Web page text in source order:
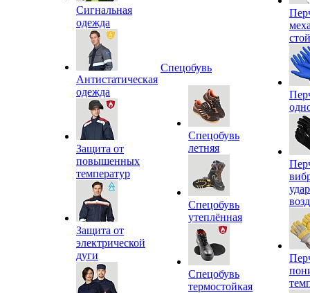
Сигнальная
одежда
Антистатическая
одежда
Защита от
повышенных
температур
Защита от
электрической
дуги
Спецобувь
Спецобувь
летняя
Спецобувь
утеплённая
Спецобувь
термостойкая